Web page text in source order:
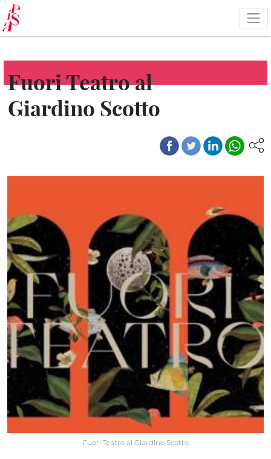
Salta
al
contenuto
principale
Fuori Teatro al
Giardino Scotto
Fuori Teatro al Giardino Scotto